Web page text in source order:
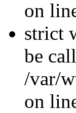
on
strict
be
/var/
on